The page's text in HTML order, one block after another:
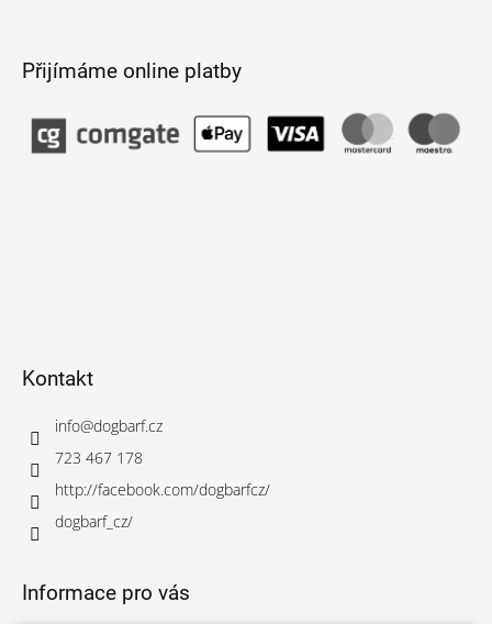
Přijímáme online platby
Kontakt
info@dogbarf.cz
723 467 178
http://facebook.com/dogbarfcz/
dogbarf_cz/
Informace pro vás